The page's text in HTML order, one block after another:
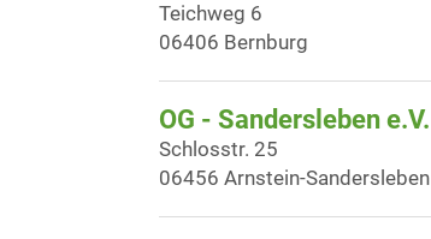
Teichweg 6
06406 Bernburg
OG - Sandersleben e.V.
Schlosstr. 25
06456 Arnstein-Sandersleben